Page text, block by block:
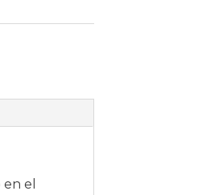
el